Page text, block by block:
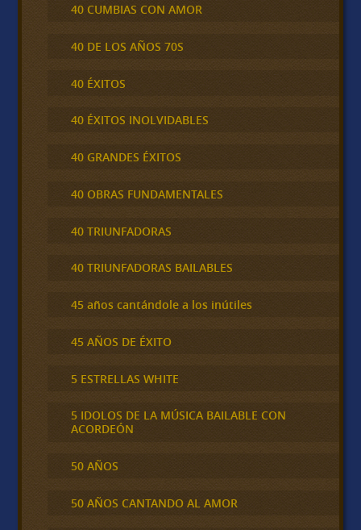
40 CUMBIAS CON AMOR
40 DE LOS AÑOS 70S
40 ÉXITOS
40 ÉXITOS INOLVIDABLES
40 GRANDES ÉXITOS
40 OBRAS FUNDAMENTALES
40 TRIUNFADORAS
40 TRIUNFADORAS BAILABLES
45 años cantándole a los inútiles
45 AÑOS DE ÉXITO
5 ESTRELLAS WHITE
5 IDOLOS DE LA MÚSICA BAILABLE CON
ACORDEÓN
50 AÑOS
50 AÑOS CANTANDO AL AMOR